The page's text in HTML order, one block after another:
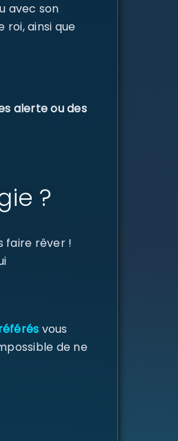
avec son
ainsi que
alerte ou des
?
faire rêver !
vous
de ne